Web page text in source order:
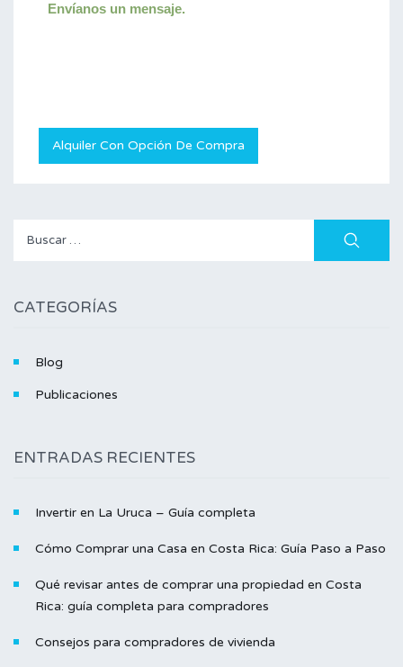
Envíanos un mensaje.
Alquiler Con Opción De Compra
CATEGORÍAS
Blog
Publicaciones
ENTRADAS RECIENTES
Invertir en La Uruca – Guía completa
Cómo Comprar una Casa en Costa Rica: Guía Paso a Paso
Qué revisar antes de comprar una propiedad en Costa
Rica: guía completa para compradores
Consejos para compradores de vivienda